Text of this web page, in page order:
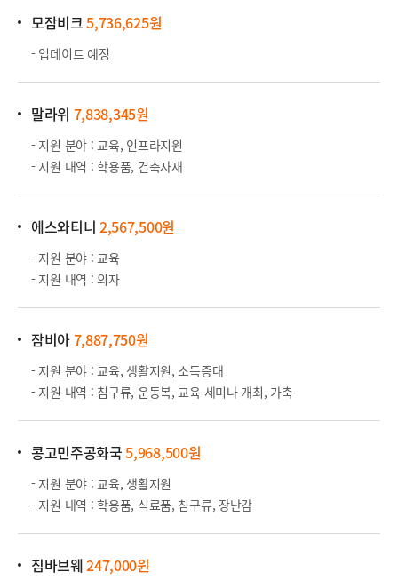
모잠비크5,736,625원
- 업데이트 예정
말라위 7,838,345원
- 지원 분야 : 교육, 인프라지원
- 지원 내역 : 학용품, 건축자재
에스와티니2,567,500원
- 지원 분야 : 교육
- 지원 내역 : 의자
잠비아7,887,750원
- 지원 분야 : 교육, 생활지원, 소득증대
- 지원 내역 : 침구류, 운동복, 교육 세미나 개최, 가축
콩고민주공화국5,968,500원
- 지원 분야 : 교육, 생활지원
- 지원 내역 : 학용품, 식료품, 침구류, 장난감
짐바브웨247,000원